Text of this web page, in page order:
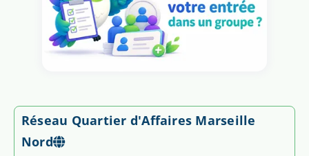
Réseau Quartier d'Affaires Marseille
Nord